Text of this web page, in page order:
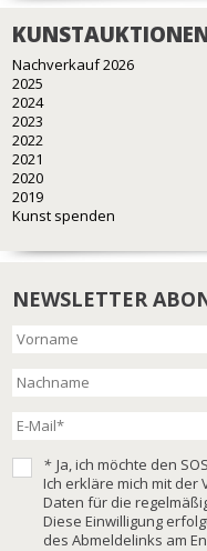
Nachverkauf 2026
2025
2024
2023
2022
2021
2020
2019
Kunst spenden
NEWSLETTER
* Ja, ich möchte den
Ich erkläre mich mit
Daten für die
Diese Einwilligung
des Abmeldelinks am